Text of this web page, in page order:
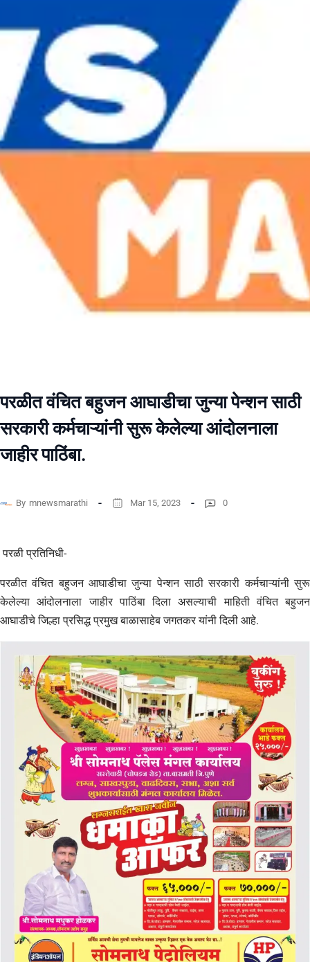
परळीत वंचित बहुजन आघाडीचा जुन्या पेन्शन साठी
सरकारी कर्मचाऱ्यांनी सुरू केलेल्या आंदोलनाला
जाहीर पाठिंबा.
By mnewsmarathi Mar 15, 2023 0
परळी प्रतिनिधी-
परळीत वंचित बहुजन आघाडीचा जुन्या पेन्शन साठी सरकारी कर्मचाऱ्यांनी सुरू
केलेल्या आंदोलनाला जाहीर पाठिंबा दिला असल्याची माहिती वंचित बहुजन
आघाडीचे जिल्हा प्रसिद्ध प्रमुख बाळासाहेब जगतकर यांनी दिली आहे.